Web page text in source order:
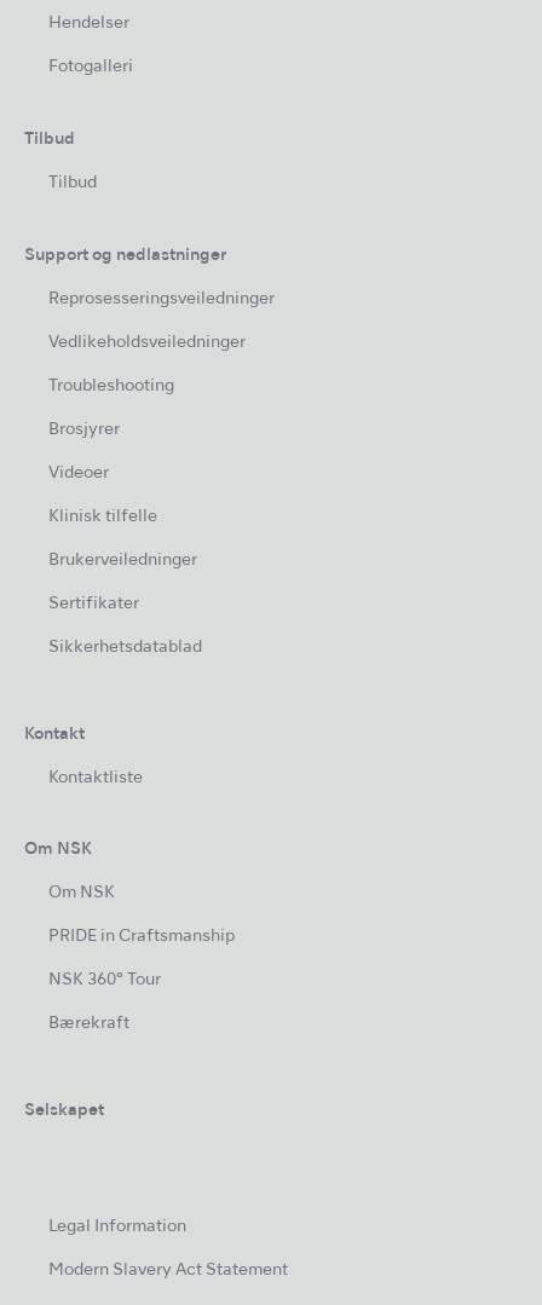
Hendelser
Fotogalleri
Tilbud
Tilbud
Support og nedlastninger
Reprosesseringsveiledninger
Vedlikeholdsveiledninger
Troubleshooting
Brosjyrer
Videoer
Klinisk tilfelle
Brukerveiledninger
Sertifikater
Sikkerhetsdatablad
Kontakt
Kontaktliste
Om NSK
Om NSK
PRIDE in Craftsmanship
NSK 360° Tour
Bærekraft
Selskapet
Legal Information
Modern Slavery Act Statement